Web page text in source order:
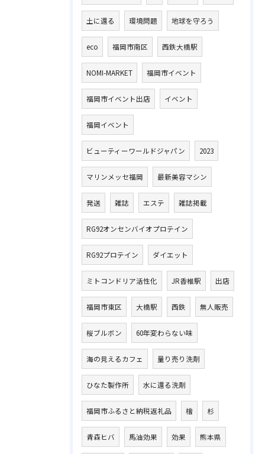
土に還る 環境問題 地球を守ろう
eco 福岡市南区 西鉄大橋駅
NOMI-MARKET 福岡市イベント
福岡市イベント出店 イベント
福岡イベント
ビューティーワールドジャパン 2023
マリンメッセ福岡 最新美容マシン
発送 雑誌 エステ 雑誌掲載
RG92オンセンバイオプロテイン
RG92プロテイン ダイエット
ミトコンドリア活性化 JR香椎駅 出店
福岡市東区 大橋駅 西鉄 無人販売
桜ブルボン 60年変わらない味
海の見えるカフェ 量り売り洗剤
ひなた製作所 水に還る洗剤
福岡市ふるさと納税返礼品 檜 杉
青森ヒバ 馬油効果 効果 熊本県